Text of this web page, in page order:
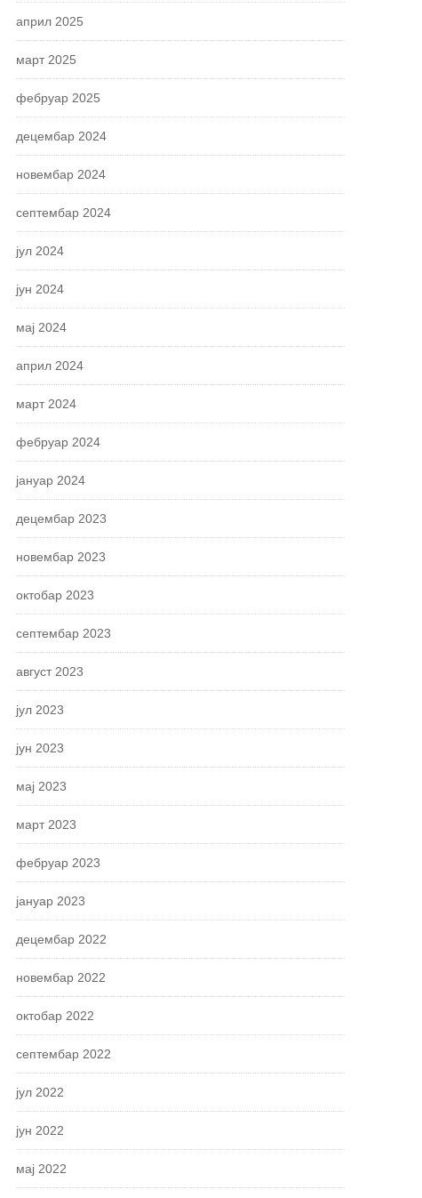
април 2025
март 2025
фебруар 2025
децембар 2024
новембар 2024
септембар 2024
јул 2024
јун 2024
мај 2024
април 2024
март 2024
фебруар 2024
јануар 2024
децембар 2023
новембар 2023
октобар 2023
септембар 2023
август 2023
јул 2023
јун 2023
мај 2023
март 2023
фебруар 2023
јануар 2023
децембар 2022
новембар 2022
октобар 2022
септембар 2022
јул 2022
јун 2022
мај 2022